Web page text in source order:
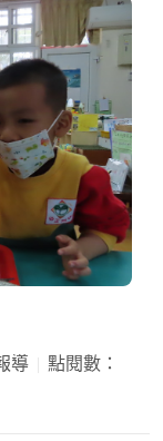
導
點閱數：